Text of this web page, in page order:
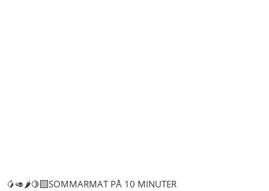
🥭🥑🌶️🍋‍🟩SOMMARMAT PÅ 10 MINUTER